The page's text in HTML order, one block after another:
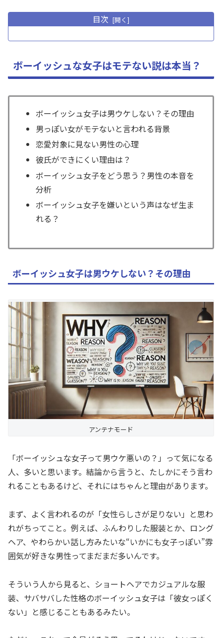
目次
ボーイッシュな女子はモテない説は本当？
ボーイッシュ女子は男ウケしない？その理由
男っぽい女がモテないと言われる背景
恋愛対象に見ない男性の心理
彼氏ができにくい理由は？
ボーイッシュ女子をどう思う？男性の本音を
分析
ボーイッシュ女子を嫌いという声はなぜ生ま
れる？
ボーイッシュ女子は男ウケしない？その理由
アンテナモード
「ボーイッシュな女子って男ウケ悪いの？」って気になる
人、多いと思います。結論から言うと、たしかにそう言わ
れることもあるけど、それにはちゃんと理由があります。
まず、よく言われるのが「女性らしさが足りない」と思わ
れがちってこと。例えば、ふんわりした服装とか、ロング
ヘア、やわらかい話し方みたいな“いかにも女子っぽい”雰
囲気が好きな男性ってまだまだ多いんです。
そういう人から見ると、ショートヘアでカジュアルな服
装、サバサバした性格のボーイッシュ女子は「彼女っぽく
ない」と感じることもあるみたい。